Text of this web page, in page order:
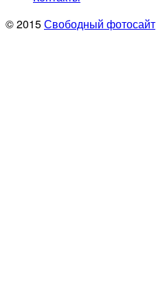
© 2015Свободный фотосайт